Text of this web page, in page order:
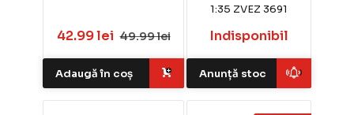
42.99 lei 49.99 lei
Adaugă în coș
1:35 ZVEZ 3691
Indisponibil
Anunță stoc